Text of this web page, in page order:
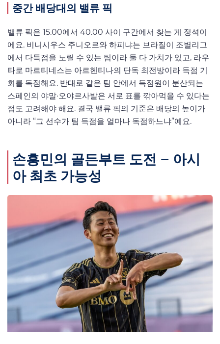
중간 배당대의 밸류 픽
밸류 픽은 15.00에서 40.00 사이 구간에서 찾는 게 정석이
에요. 비니시우스 주니오르와 하피냐는 브라질이 조별리그
에서 다득점을 노릴 수 있는 팀이라 둘 다 가치가 있고, 라우
타로 마르티네스는 아르헨티나의 단독 최전방이라 득점 기
회를 독점해요. 반대로 같은 팀 안에서 득점원이 분산되는
스페인의 야말·오야르사발은 서로 표를 깎아먹을 수 있다는
점도 고려해야 해요. 결국 밸류 픽의 기준은 배당의 높이가
아니라 “그 선수가 팀 득점을 얼마나 독점하느냐”예요.
손흥민의 골든부트 도전 – 아시
아 최초 가능성